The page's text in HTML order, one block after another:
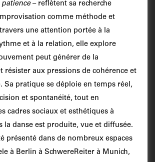
patience– reflètent sa recherche
comme méthode et
une attention portée à la
et à la relation, elle explore
peut générer de la
résister aux pressions de cohérence et
Sa pratique se déploie en temps réel,
et spontanéité, tout en
cadres sociaux et esthétiques à
la danse est produite, vue et diffusée.
présenté dans de nombreux espaces
à Berlin à SchwereReiter à Munich,